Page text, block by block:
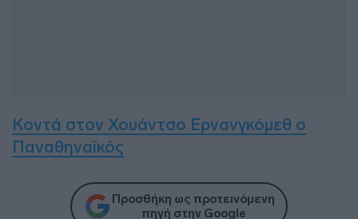
Κοντά στον Χουάντσο Ερνανγκόμεθ ο
Παναθηναϊκός
Προσθήκη ως προτεινόμενη
πηγή στην Google